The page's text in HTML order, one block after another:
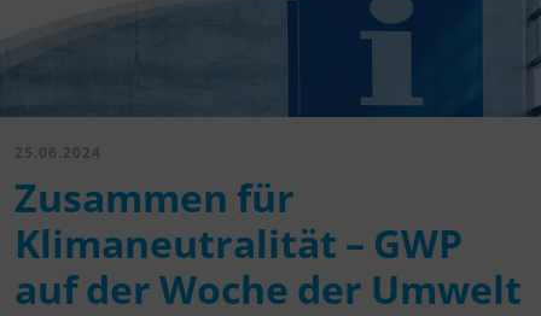
25.06.2024
Zusammen für
Klimaneutralität – GWP
auf der Woche der Umwelt